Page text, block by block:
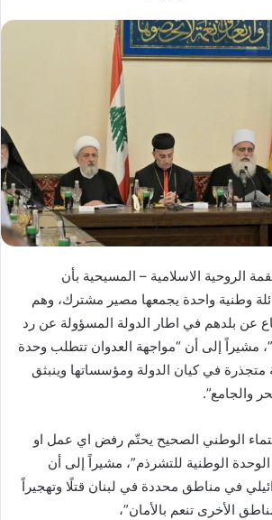
إلكترونيا
الروحية الاسلامية – ​المسيحية​ بأن
وطنية واحدة يجمعها مصير مشترك، وهم
عن بلدهم في اطار الدولة المسؤولة عن رد
مشيراً إلى أن “مواجهة العدوان تتطلب وحدة
في كيان الدولة ومؤسساتها وينبثق
والجامع”.
الوطني الصحيح يحتّم رفض اي عمل او
الوطنية للتشرذم”، مشيراً إلى أن
في مناطق محددة في لبنان قتلًا وتهجيراً
الأخرى تنعم بالأمان”،